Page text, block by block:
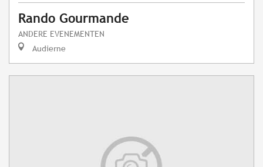
Rando Gourmande
ANDERE EVENEMENTEN
Audierne